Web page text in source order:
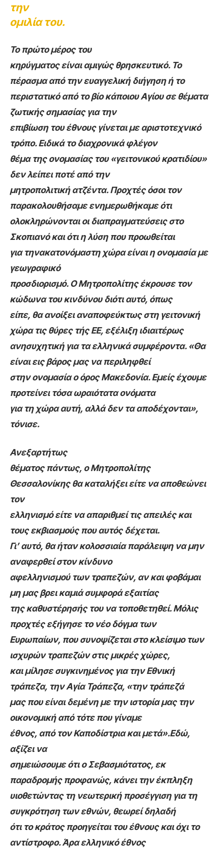
την
ομιλία του.
Το πρώτο μέρος του
κηρύγματος είναι αμιγώς θρησκευτικό. Το
πέρασμα από την ευαγγελική διήγηση ή το
περιστατικό από το βίο κάποιου Αγίου σε θέματα
ζωτικής σημασίας για την
επιβίωση του έθνους γίνεται με αριστοτεχνικό
τρόπο. Ειδικά το διαχρονικά φλέγον
θέμα της ονομασίας του «γειτονικού κρατιδίου»
δεν λείπει ποτέ από την
μητροπολιτική ατζέντα. Προχτές όσοι τον
παρακολουθήσαμε ενημερωθήκαμε ότι
ολοκληρώνονται οι διαπραγματεύσεις στο
Σκοπιανό και ότι η λύση που προωθείται
για τηνακατονόμαστη χώρα είναι η ονομασία με
γεωγραφικό
προσδιορισμό. Ο Μητροπολίτης έκρουσε τον
κώδωνα του κινδύνου διότι αυτό, όπως
είπε, θα ανοίξει αναποφεύκτως στη γειτονική
χώρα τις θύρες τής ΕΕ, εξέλιξη ιδιαιτέρως
ανησυχητική για τα ελληνικά συμφέροντα. «Θα
είναι εις βάρος μας να περιληφθεί
στην ονομασία ο όρος Μακεδονία. Εμείς έχουμε
προτείνει τόσα ωραιότατα ονόματα
για τη χώρα αυτή, αλλά δεν τα αποδέχονται»,
τόνισε.
Ανεξαρτήτως
θέματος πάντως, ο Μητροπολίτης
Θεσσαλονίκης θα καταλήξει είτε να αποθεώνει
τον
ελληνισμό είτε να απαριθμεί τις απειλές και
τους εκβιασμούς που αυτός δέχεται.
Γι’ αυτό, θα ήταν κολοσσιαία παράλειψη να μην
αναφερθεί στον κίνδυνο
αφελληνισμού των τραπεζών, αν και φοβάμαι
μη μας βρει καμιά συμφορά εξαιτίας
της καθυστέρησής του να τοποθετηθεί. Μόλις
προχτές εξήγησε το νέο δόγμα των
Ευρωπαίων, που συνοψίζεται στο κλείσιμο των
ισχυρών τραπεζών στις μικρές χώρες,
και μίλησε συγκινημένος για την Εθνική
τράπεζα, την Αγία Τράπεζα, «την τράπεζά
μας που είναι δεμένη με την ιστορία μας την
οικονομική από τότε που γίναμε
έθνος, από τον Καποδίστρια και μετά».Εδώ,
αξίζει να
σημειώσουμε ότι ο Σεβασμιότατος, εκ
παραδρομής προφανώς, κάνει την έκπληξη
υιοθετώντας τη νεωτερική προσέγγιση για τη
συγκρότηση των εθνών, θεωρεί δηλαδή
ότι το κράτος προηγείται του έθνους και όχι το
αντίστροφο. Άρα ελληνικό έθνος